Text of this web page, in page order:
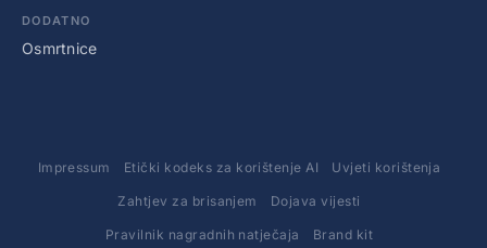
DODATNO
Osmrtnice
Impressum Etički kodeks za korištenje AI Uvjeti korištenja
Zahtjev za brisanjem Dojava vijesti
Pravilnik nagradnih natječaja Brand kit